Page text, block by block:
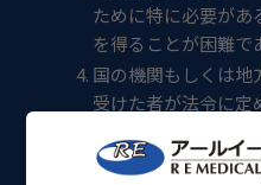
ために特に必要があ
を得ることが困難で
国の機関もしくは地
受けた者が法令に定
得ることにより当該